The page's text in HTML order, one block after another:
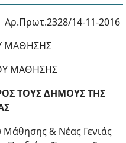
Αρ.Πρωτ.2328/14-11-2016
ΜΑΘΗΣΗΣ
ΜΑΘΗΣΗΣ
ΤΟΥΣ ΔΗΜΟΥΣ ΤΗΣ
Μάθησης & Νέας Γενιάς